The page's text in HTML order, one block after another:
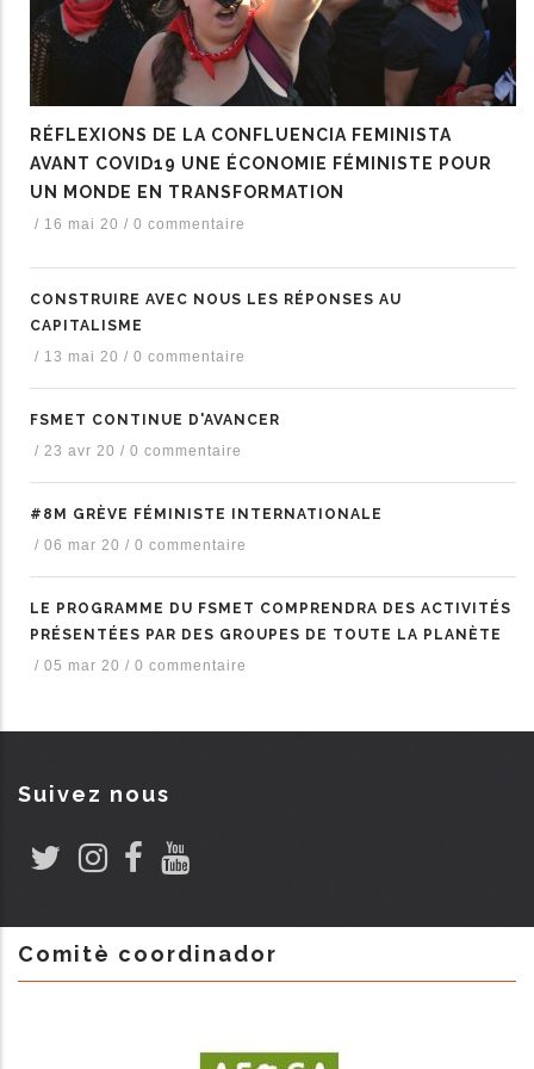
RÉFLEXIONS DE LA CONFLUENCIA FEMINISTA
AVANT COVID19 UNE ÉCONOMIE FÉMINISTE POUR
UN MONDE EN TRANSFORMATION
/ 16 mai 20 / 0 commentaire
CONSTRUIRE AVEC NOUS LES RÉPONSES AU
CAPITALISME
/ 13 mai 20 / 0 commentaire
FSMET CONTINUE D'AVANCER
/ 23 avr 20 / 0 commentaire
#8M GRÈVE FÉMINISTE INTERNATIONALE
/ 06 mar 20 / 0 commentaire
LE PROGRAMME DU FSMET COMPRENDRA DES ACTIVITÉS
PRÉSENTÉES PAR DES GROUPES DE TOUTE LA PLANÈTE
/ 05 mar 20 / 0 commentaire
Suivez nous
Comitè coordinador